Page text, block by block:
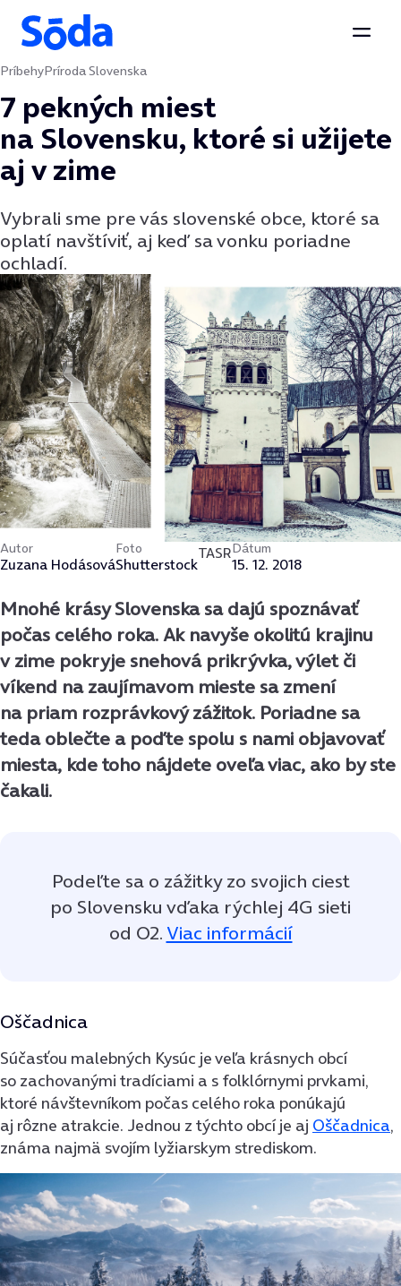
Preskočiť na obsah
PríbehyPríroda Slovenska
7 pekných miest
na Slovensku, ktoré si užijete
aj v zime
Vybrali sme pre vás slovenské obce, ktoré sa
oplatí navštíviť, aj keď sa vonku poriadne
ochladí.
Autor
Zuzana Hodásová
Foto
Shutterstock
TASRDátum
15. 12. 2018
Mnohé krásy Slovenska sa dajú spoznávať
počas celého roka. Ak navyše okolitú krajinu
v zime pokryje snehová prikrývka, výlet či
víkend na zaujímavom mieste sa zmení
na priam rozprávkový zážitok. Poriadne sa
teda oblečte a poďte spolu s nami objavovať
miesta, kde toho nájdete oveľa viac, ako by ste
čakali.
Podeľte sa o zážitky zo svojich ciest
po Slovensku vďaka rýchlej 4G sieti
od O2. Viac informácií
Oščadnica
Súčasťou malebných Kysúc je veľa krásnych obcí
so zachovanými tradíciami a s folklórnymi prvkami,
ktoré návštevníkom počas celého roka ponúkajú
aj rôzne atrakcie. Jednou z týchto obcí je aj Oščadnica,
známa najmä svojím lyžiarskym strediskom.